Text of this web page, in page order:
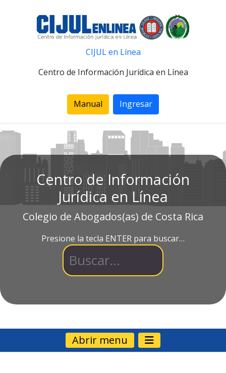
CIJUL en Línea
Centro de Información Jurídica en Línea
Manual Ingresar
Centro de Información
Jurídica en Línea
Colegio de Abogados(as) de Costa Rica
Presione la tecla ENTER para buscar…
Abrir menu